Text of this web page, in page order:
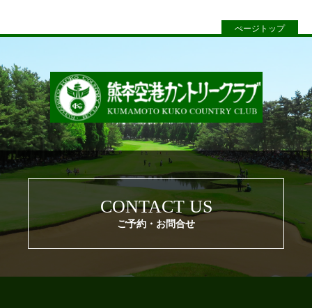
ぺージトップ
CONTACT US
ご予約・お問合せ